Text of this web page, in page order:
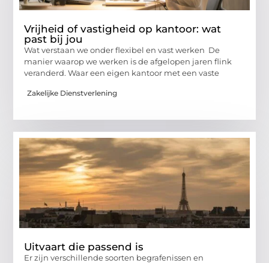
Vrijheid of vastigheid op kantoor: wat
past bij jou
Wat verstaan we onder flexibel en vast werken De
manier waarop we werken is de afgelopen jaren flink
veranderd. Waar een eigen kantoor met een vaste
Zakelijke Dienstverlening
Uitvaart die passend is
Er zijn verschillende soorten begrafenissen en